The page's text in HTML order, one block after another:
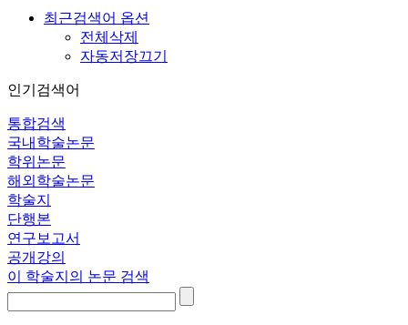
최근검색어 옵션
전체삭제
자동저장끄기
인기검색어
통합검색
국내학술논문
학위논문
해외학술논문
학술지
단행본
연구보고서
공개강의
이 학술지의 논문 검색